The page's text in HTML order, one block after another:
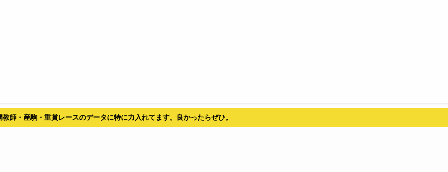
教師・産駒・重賞レースのデータに特に力入れてます。良かったらぜひ。